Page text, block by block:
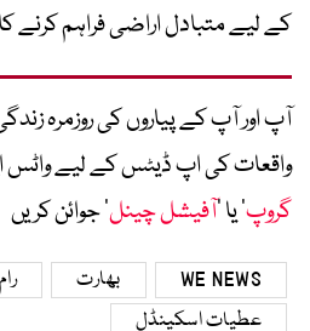
کے لیے متبادل اراضی فراہم کرنے
آپ اور آپ کے پیاروں کی روزمرہ
واقعات کی اپ ڈیٹس کے لیے واٹس
گروپ‘ یا ’آفیشل چینل‘ جوائن کریں
WE NEWS بھارت
عطیات اسکینڈل